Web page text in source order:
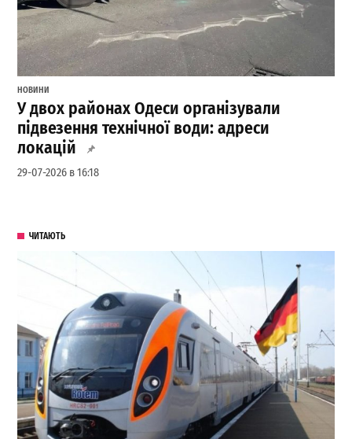
НОВИНИ
У двох районах Одеси організували
підвезення технічної води: адреси
локацій
29-07-2026 в 16:18
ЧИТАЮТЬ